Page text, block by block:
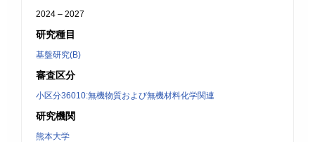
2024 – 2027
研究種目
基盤研究(B)
審査区分
小区分36010:無機物質および無機材料化学関連
研究機関
熊本大学